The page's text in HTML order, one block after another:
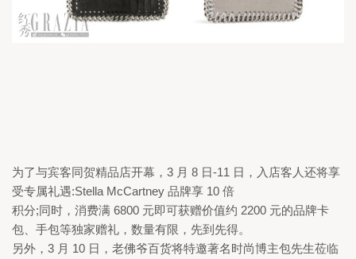
为了与宾客同贺精品店开幕， 3 月 8 日-11 日，入店客人还将享
受专属礼遇:Stella McCartney 品牌享 10 倍
积分;同时，消费满 6800 元即可获赠价值约 2200 元的品牌卡
包、手包等独家赠礼，数量有限，先到先得。
另外， 3 月 10 日，老佛爷百货将特邀著名时尚博主包先生莅临